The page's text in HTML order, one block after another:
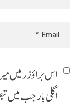
اس براؤزر میں
اگلی بار جب